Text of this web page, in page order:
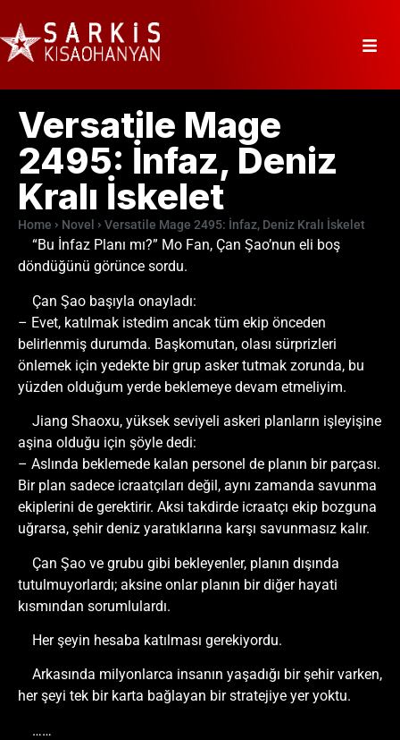
Versatile Mage
2495: İnfaz, Deniz
Kralı İskelet
Home Novel Versatile Mage 2495: İnfaz, Deniz Kralı İskelet
“Bu İnfaz Planı mı?” Mo Fan, Çan Şao’nun eli boş
döndüğünü görünce sordu.
Çan Şao başıyla onayladı:
– Evet, katılmak istedim ancak tüm ekip önceden
belirlenmiş durumda. Başkomutan, olası sürprizleri
önlemek için yedekte bir grup asker tutmak zorunda, bu
yüzden olduğum yerde beklemeye devam etmeliyim.
Jiang Shaoxu, yüksek seviyeli askeri planların işleyişine
aşina olduğu için şöyle dedi:
– Aslında beklemede kalan personel de planın bir parçası.
Bir plan sadece icraatçıları değil, aynı zamanda savunma
ekiplerini de gerektirir. Aksi takdirde icraatçı ekip bozguna
uğrarsa, şehir deniz yaratıklarına karşı savunmasız kalır.
Çan Şao ve grubu gibi bekleyenler, planın dışında
tutulmuyorlardı; aksine onlar planın bir diğer hayati
kısmından sorumlulardı.
Her şeyin hesaba katılması gerekiyordu.
Arkasında milyonlarca insanın yaşadığı bir şehir varken,
her şeyi tek bir karta bağlayan bir stratejiye yer yoktu.
……